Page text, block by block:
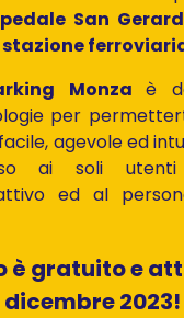
San
stazione
Monzaè
per
agevole ed
ai soli
ed al
è gratuito e
dicembre 2023!